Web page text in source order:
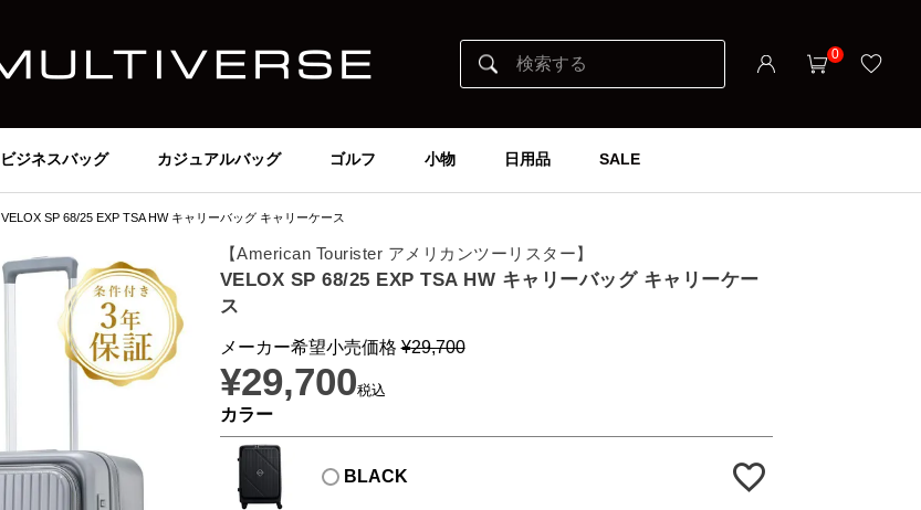
0
ビジネスバッグ カジュアルバッグ ゴルフ 小物 日用品 SALE
VELOX SP 68/25 EXP TSA HW キャリーバッグ キャリーケース
【American Tourister アメリカンツーリスター】
VELOX SP 68/25 EXP TSA HW キャリーバッグ キャリーケー
ス
メーカー希望小売価格 ¥29,700
¥29,700税込
カラー
BLACK